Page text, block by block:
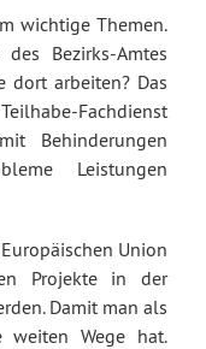
wichtige Themen.
Bezirks-Amtes
dort arbeiten? Das
Fachdienst
Behinderungen
Leistungen
Union
Projekte in der
Damit man als
weiten Wege hat.